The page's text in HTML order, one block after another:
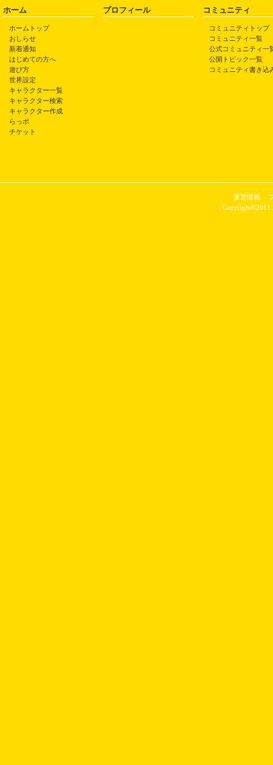
ホーム
ホームトップ
おしらせ
新着通知
はじめての方へ
遊び方
世界設定
キャラクター一覧
キャラクター検索
キャラクター作成
らっポ
チケット
プロフィール コミュニティ
コミュニティトップ
コミュニティ一覧
公式コミュニティ一
公開トピック一覧
コミュニティ書き込
運営情報
Copyright©2011